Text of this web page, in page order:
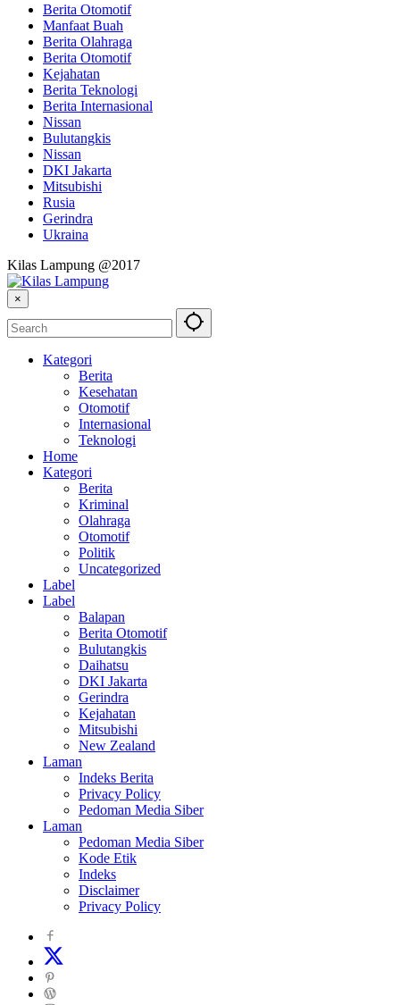
Berita Otomotif
Manfaat Buah
Berita Olahraga
Berita Otomotif
Kejahatan
Berita Teknologi
Berita Internasional
Nissan
Bulutangkis
Nissan
DKI Jakarta
Mitsubishi
Rusia
Gerindra
Ukraina
Kilas Lampung @2017
×
Kategori
Berita
Kesehatan
Otomotif
Internasional
Teknologi
Home
Kategori
Berita
Kriminal
Olahraga
Otomotif
Politik
Uncategorized
Label
Label
Balapan
Berita Otomotif
Bulutangkis
Daihatsu
DKI Jakarta
Gerindra
Kejahatan
Mitsubishi
New Zealand
Laman
Indeks Berita
Privacy Policy
Pedoman Media Siber
Laman
Pedoman Media Siber
Kode Etik
Indeks
Disclaimer
Privacy Policy